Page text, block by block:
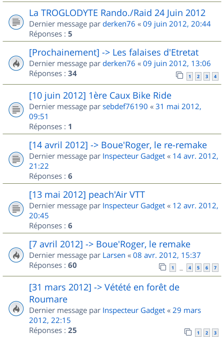
La TROGLODYTE Rando./Raid 24 Juin 2012
Dernier message par derken76 « 09 juin 2012, 20:44
Réponses : 5
[Prochainement] -> Les falaises d'Etretat
Dernier message par derken76 « 09 juin 2012, 13:06
Réponses : 34 1 2 3 4
[10 juin 2012] 1ère Caux Bike Ride
Dernier message par sebdef76190 « 31 mai 2012,
09:51
Réponses : 1
[14 avril 2012] -> Boue'Roger, le re-remake
Dernier message par Inspecteur Gadget « 14 avr. 2012,
21:22
Réponses : 6
[13 mai 2012] peach'Air VTT
Dernier message par Inspecteur Gadget « 12 avr. 2012,
20:45
Réponses : 6
[7 avril 2012] -> Boue'Roger, le remake
Dernier message par Larsen « 08 avr. 2012, 15:37
Réponses : 60 1 … 4 5 6 7
[31 mars 2012] -> Vétété en forêt de
Roumare
Dernier message par Inspecteur Gadget « 29 mars
2012, 22:15
Réponses : 25 1 2 3